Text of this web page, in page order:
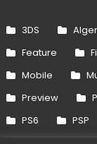
3DS
Feature
Mobile
Preview
PS6
PSP